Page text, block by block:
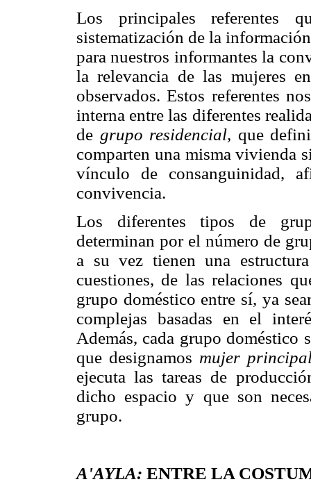
Los principales referentes
sistematización de la
para nuestros informantes la
la relevancia de las mujeres
observados. Estos referentes
interna entre las diferentes
de grupo residencial, que
comparten una misma vivienda
vínculo de consanguinidad,
convivencia.
Los diferentes tipos de
determinan por el número de
a su vez tienen una
cuestiones, de las relaciones
grupo doméstico entre sí, ya
complejas basadas en el
Además, cada grupo doméstico
que designamos mujer
ejecuta las tareas de
dicho espacio y que son
grupo.
A'AYLA: ENTRE LA